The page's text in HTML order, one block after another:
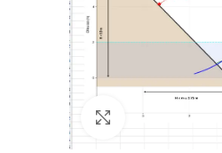
Click to enlarge